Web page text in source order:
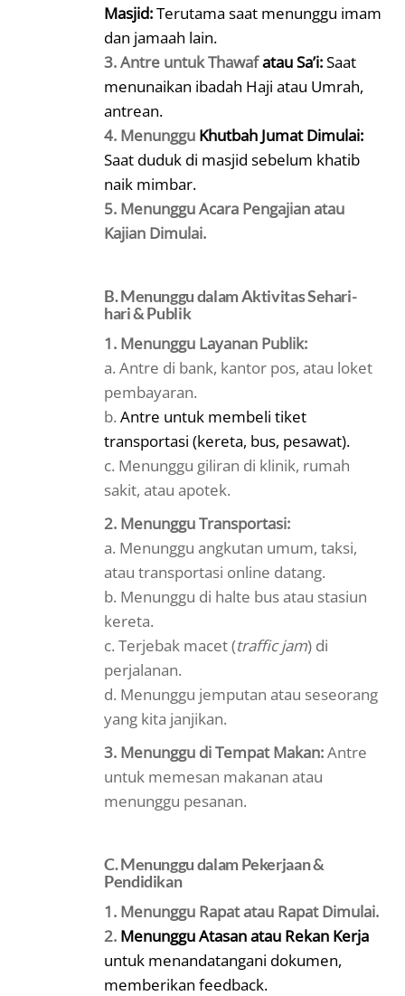
Masjid:Terutama saat menunggu imam
dan jamaah lain.
3. Antre untuk Thawafatau Sa’i:Saat
menunaikan ibadah Haji atau Umrah,
antrean.
4. Menunggu Khutbah Jumat Dimulai:
Saat duduk di masjid sebelum khatib
naik mimbar.
5. Menunggu Acara Pengajian atau
Kajian Dimulai.
B. Menunggu dalam Aktivitas Sehari-
hari & Publik
1. Menunggu Layanan Publik:
a. Antre di bank, kantor pos, atau loket
pembayaran.
b. Antre untuk membeli tiket
transportasi (kereta, bus, pesawat).
c. Menunggu giliran di klinik, rumah
sakit, atau apotek.
2. Menunggu Transportasi:
a. Menunggu angkutan umum, taksi,
atau transportasi online datang.
b. Menunggu di halte bus atau stasiun
kereta.
c. Terjebak macet (traffic jam) di
perjalanan.
d. Menunggu jemputan atau seseorang
yang kita janjikan.
3. Menunggu di Tempat Makan:Antre
untuk memesan makanan atau
menunggu pesanan.
C. Menunggu dalam Pekerjaan &
Pendidikan
1. Menunggu Rapat atau Rapat Dimulai.
2. Menunggu Atasan atau Rekan Kerja
untuk menandatangani dokumen,
memberikan feedback.